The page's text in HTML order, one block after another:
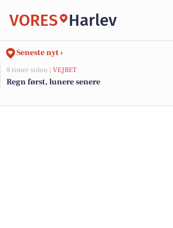
VORES Harlev
Seneste nyt ›
8 timer siden | VEJRET
Regn først, lunere senere